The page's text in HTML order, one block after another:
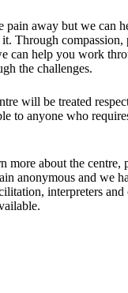
pain away but we can
Through compassion,
can help you work
the challenges.
will be treated
to anyone who
more about the centre,
anonymous and we
interpreters and